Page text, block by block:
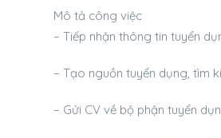
Mô tả công việc
– Tiếp nhận thông tin tuyển
– Tạo nguồn tuyển dụng, tìm
– Gửi CV về bộ phận tuyển